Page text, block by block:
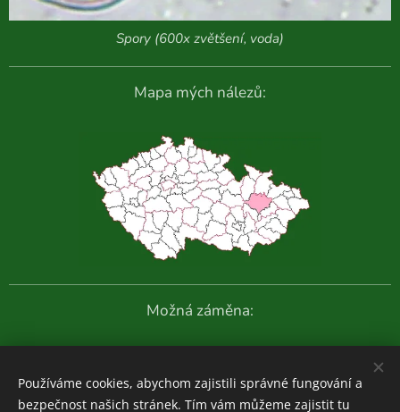
Spory (600x zvětšení, voda)
Mapa mých nálezů:
Možná záměna:
Další fotografie:
Používáme cookies, abychom zajistili správné fungování a
bezpečnost našich stránek. Tím vám můžeme zajistit tu